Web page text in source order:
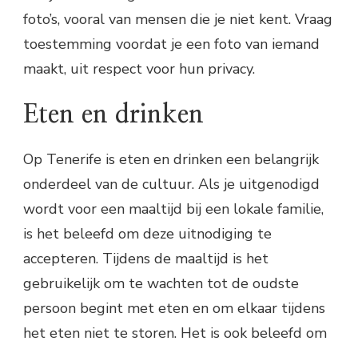
foto’s, vooral van mensen die je niet kent. Vraag
toestemming voordat je een foto van iemand
maakt, uit respect voor hun privacy.
Eten en drinken
Op Tenerife is eten en drinken een belangrijk
onderdeel van de cultuur. Als je uitgenodigd
wordt voor een maaltijd bij een lokale familie,
is het beleefd om deze uitnodiging te
accepteren. Tijdens de maaltijd is het
gebruikelijk om te wachten tot de oudste
persoon begint met eten en om elkaar tijdens
het eten niet te storen. Het is ook beleefd om